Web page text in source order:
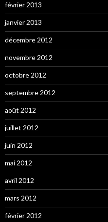
février 2013
janvier 2013
décembre 2012
novembre 2012
octobre 2012
septembre 2012
août 2012
juillet 2012
juin 2012
mai 2012
avril 2012
mars 2012
février 2012